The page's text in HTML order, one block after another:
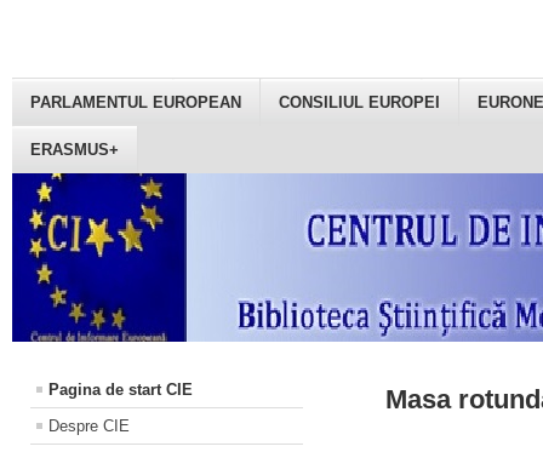
PARLAMENTUL EUROPEAN CONSILIUL EUROPEI
ERASMUS+
Pagina de start CIE
Despre CIE
Masa